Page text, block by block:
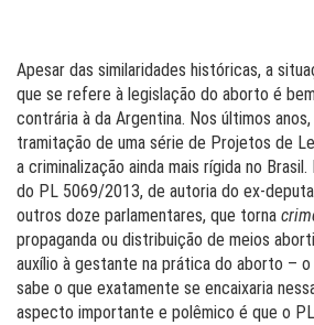
Apesar das similaridades históricas, a
que se refere à legislação do aborto é
contrária à da Argentina. Nos últimos
tramitação de uma série de Projetos de
a criminalização ainda mais rígida no
do PL 5069/2013, de autoria do ex-
outros doze parlamentares, que torna
propaganda ou distribuição de meios
auxílio à gestante na prática do aborto –
sabe o que exatamente se encaixaria
aspecto importante e polêmico é que o